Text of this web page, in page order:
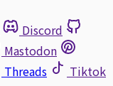
Discord
Mastodon
Threads
Tiktok